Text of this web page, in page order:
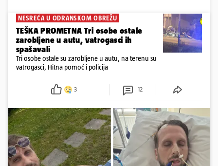
NESREĆA U ODRANSKOM OBREŽU
TEŠKA PROMETNA Tri osobe ostale
zarobljene u autu, vatrogasci ih
spašavali
Tri osobe ostale su zarobljene u autu, na terenu su
vatrogasci, Hitna pomoć i policija
3 12